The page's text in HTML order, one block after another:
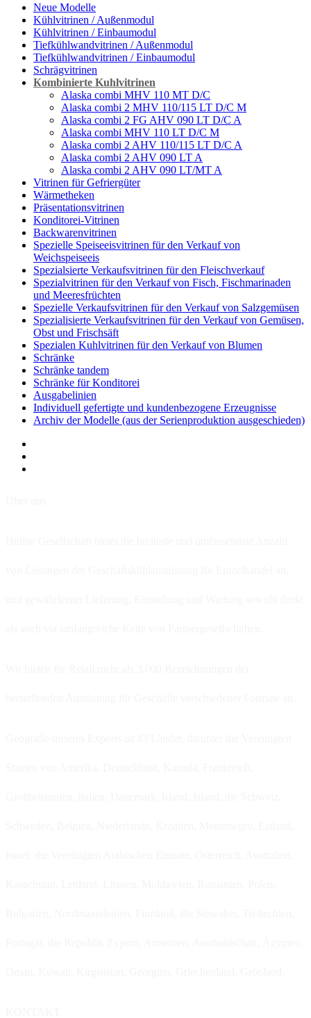
Neue Modelle
Kühlvitrinen / Außenmodul
Kühlvitrinen / Einbaumodul
Tiefkühlwandvitrinen / Außenmodul
Tiefkühlwandvitrinen / Einbaumodul
Schrägvitrinen
Кombinierte Kuhlvitrinen
Alaska combi MHV 110 MT D/C
Alaska combi 2 MHV 110/115 LT D/C M
Alaska combi 2 FG AHV 090 LT D/C A
Alaska combi MHV 110 LT D/C M
Alaska combi 2 AHV 110/115 LT D/C A
Alaska combi 2 AHV 090 LT A
Alaska combi 2 AHV 090 LT/MT A
Vitrinen für Gefriergüter
Wärmetheken
Präsentationsvitrinen
Konditorei-Vitrinen
Backwarenvitrinen
Spezielle Speiseeisvitrinen für den Verkauf von
Weichspeiseeis
Spezialsierte Verkaufsvitrinen für den Fleischverkauf
Spezialvitrinen für den Verkauf von Fisch, Fischmarinaden
und Meeresfrüchten
Spezielle Verkaufsvitrinen für den Verkauf von Salzgemüsen
Spezialisierte Verkaufsvitrinen für den Verkauf von Gemüsen,
Obst und Frischsäft
Spezialen Kuhlvitrinen für den Verkauf von Blumen
Schränke
Schränke tandem
Schränke für Konditorei
Ausgabelinien
Individuell gefertigte und kundenbezogene Erzeugnisse
Archiv der Modelle (aus der Serienproduktion ausgeschieden)